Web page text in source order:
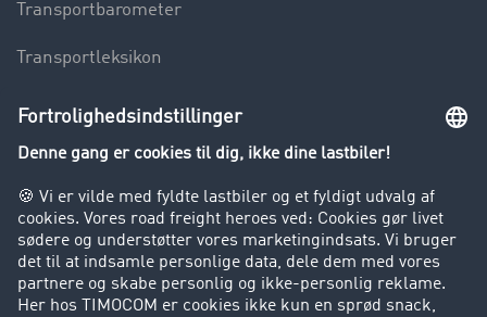
Transportbarometer
Transportleksikon
Lastbilkørsel forbudt
Kunder hverver kunder
Success Stories